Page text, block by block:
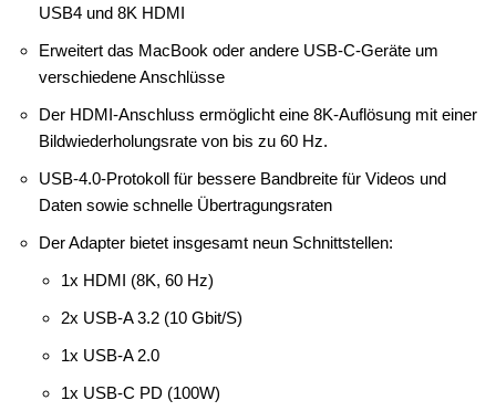
USB4 und 8K HDMI
Erweitert das MacBook oder andere USB-C-Geräte um
verschiedene Anschlüsse
Der HDMI-Anschluss ermöglicht eine 8K-Auflösung mit einer
Bildwiederholungsrate von bis zu 60 Hz.
USB-4.0-Protokoll für bessere Bandbreite für Videos und
Daten sowie schnelle Übertragungsraten
Der Adapter bietet insgesamt neun Schnittstellen:
1x HDMI (8K, 60 Hz)
2x USB-A 3.2 (10 Gbit/S)
1x USB-A 2.0
1x USB-C PD (100W)